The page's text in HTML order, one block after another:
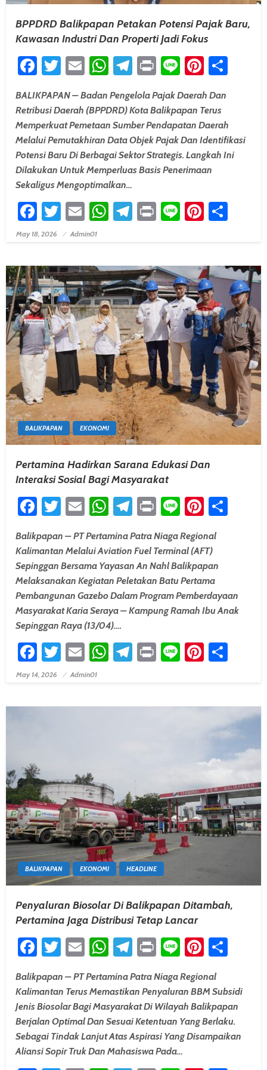
BPPDRD Balikpapan Petakan Potensi Pajak Baru,
Kawasan Industri Dan Properti Jadi Fokus
Facebook
Twitter
EmailWhatsApp
Telegram
PrintLine
BALIKPAPAN – Badan Pengelola Pajak Daerah Dan
Retribusi Daerah (BPPDRD) Kota Balikpapan Terus
Memperkuat Pemetaan Sumber Pendapatan Daerah
Melalui Pemutakhiran Data Objek Pajak Dan Identifikasi
Potensi Baru Di Berbagai Sektor Strategis. Langkah Ini
Dilakukan Untuk Memperluas Basis Penerimaan
Sekaligus Mengoptimalkan…
Facebook
Twitter
EmailWhatsApp
Telegram
PrintLine
Posted On
May 18, 2026 Admin01
BALIKPAPAN EKONOMI
Pertamina Hadirkan Sarana Edukasi Dan
Interaksi Sosial Bagi Masyarakat
Facebook
Twitter
EmailWhatsApp
Telegram
PrintLine
Balikpapan – PT Pertamina Patra Niaga Regional
Kalimantan Melalui Aviation Fuel Terminal (AFT)
Sepinggan Bersama Yayasan An Nahl Balikpapan
Melaksanakan Kegiatan Peletakan Batu Pertama
Pembangunan Gazebo Dalam Program Pemberdayaan
Masyarakat Karia Seraya – Kampung Ramah Ibu Anak
Sepinggan Raya (13/04)….
Facebook
Twitter
EmailWhatsApp
Telegram
PrintLine
Posted On
May 14, 2026 Admin01
BALIKPAPAN EKONOMI HEADLINE
Penyaluran Biosolar Di Balikpapan Ditambah,
Pertamina Jaga Distribusi Tetap Lancar
Facebook
Twitter
EmailWhatsApp
Telegram
PrintLine
Balikpapan – PT Pertamina Patra Niaga Regional
Kalimantan Terus Memastikan Penyaluran BBM Subsidi
Jenis Biosolar Bagi Masyarakat Di Wilayah Balikpapan
Berjalan Optimal Dan Sesuai Ketentuan Yang Berlaku.
Sebagai Tindak Lanjut Atas Aspirasi Yang Disampaikan
Aliansi Sopir Truk Dan Mahasiswa Pada…